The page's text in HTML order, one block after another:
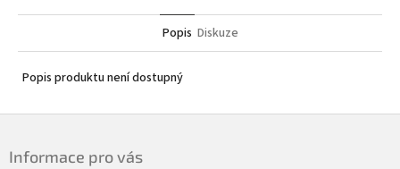
Popis Diskuze
Popis produktu není dostupný
Informace pro vás